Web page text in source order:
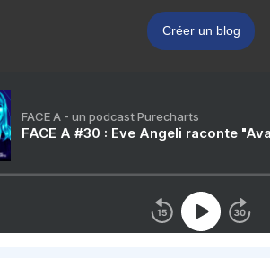
Créer un blog
FACE A - un podcast Purecharts
FACE A #30 : Eve Angeli raconte